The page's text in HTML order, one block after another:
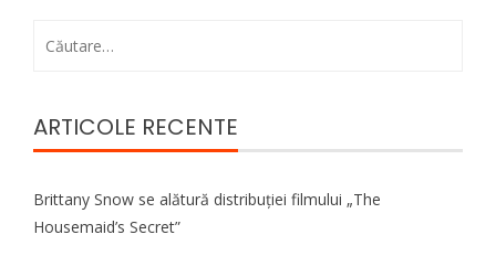
ARTICOLE RECENTE
Brittany Snow se alătură distribuției filmului „The
Housemaid’s Secret”